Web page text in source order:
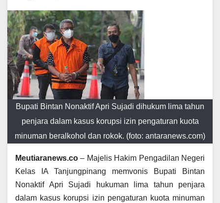
Bupati Bintan Nonaktif Apri Sujadi dihukum lima tahun
penjara dalam kasus korupsi izin pengaturan kuota
minuman beralkohol dan rokok. (foto: antaranews.com)
Meutiaranews.co – Majelis Hakim Pengadilan Negeri
Kelas IA Tanjungpinang memvonis Bupati Bintan
Nonaktif Apri Sujadi hukuman lima tahun penjara
dalam kasus korupsi izin pengaturan kuota minuman